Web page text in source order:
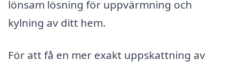
lönsam lösning för uppvärmning och
kylning av ditt hem.
För att få en mer exakt uppskattning av